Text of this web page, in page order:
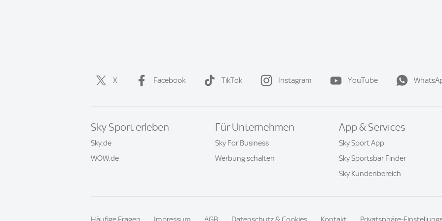
X Facebook TikTok Instagram YouTube
Sky Sport erleben
Sky.de
WOW.de
Für Unternehmen
Sky For Business
Werbung schalten
App & Services
Sky Sport App
Sky Sportsbar Finder
Sky Kundenbereich